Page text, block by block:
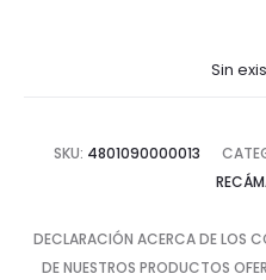
Sin
SKU: 4801090000013
DECLARACIÓN ACERCA DE LOS
DE NUESTROS PRODUCTOS